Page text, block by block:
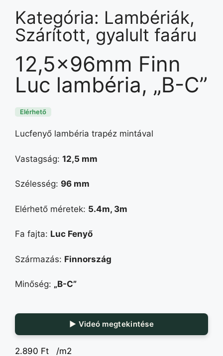
Kategória: Lambériák,
Szárított, gyalult faáru
12,5x96mm Finn
Luc lambéria, „B-C”
Elérhető
Lucfenyő lambéria trapéz mintával
Vastagság: 12,5 mm
Szélesség: 96 mm
Elérhető méretek: 5.4m, 3m
Fa fajta: Luc Fenyő
Származás: Finnország
Minőség: „B-C”
▶ Videó megtekintése
2.890 Ft /m2